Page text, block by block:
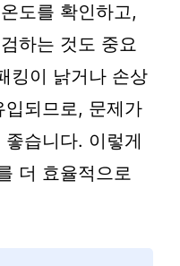
도를 확인하고,
하는 것도 중요
킹이 낡거나 손상
되므로, 문제가
습니다. 이렇게
더 효율적으로